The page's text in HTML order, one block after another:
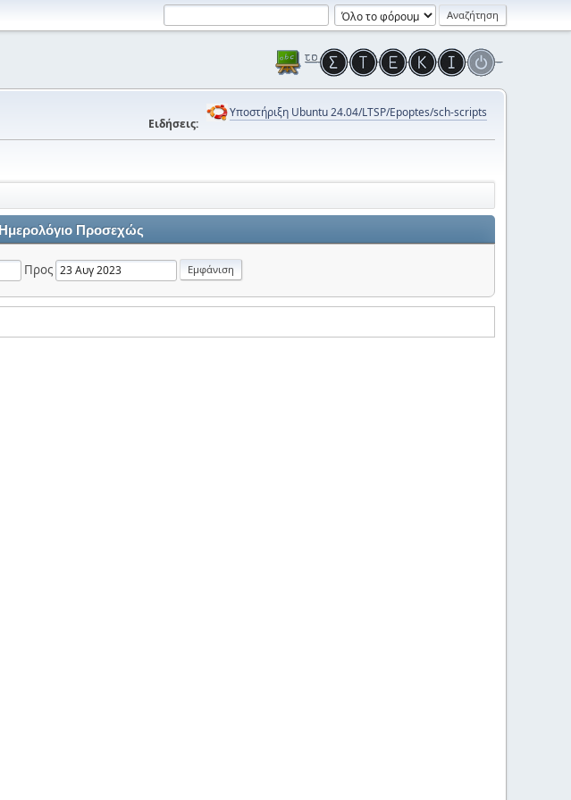
Ειδήσεις:
Υποστήριξη Ubuntu 24.04/LTSP/Epoptes/sch-scripts
Ημερολόγιο Προσεχώς
Προς